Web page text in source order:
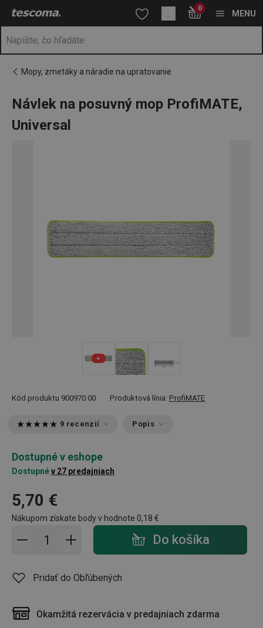
Nachádzate sa na stránke Návlek na posuvný mop ProfiMATE,
Prejsť na hlavný obsah
Prejsť na vyhľadávanie
Prejsť na navigáciu 0
MENU
Mopy, zmetáky a náradie na upratovanie
Návlek na posuvný mop ProfiMATE,
Universal
Kód produktu 900970.00 Produktová línia: ProfiMATE
9 recenzií Popis
Dostupné v eshope
Dostupnév 27 predajniach
5,70 €
Nákupom získate body v hodnote 0,18 €
Pridať do košíka - počet Do košíka
Pridať do Obľúbených
Okamžitá rezervácia v predajniach zdarma